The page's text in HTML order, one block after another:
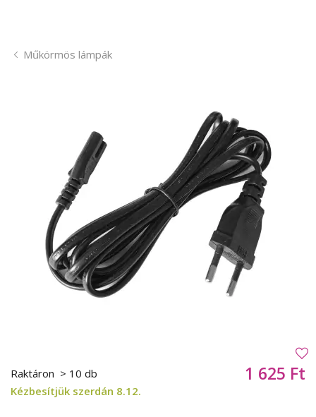
Műkörmös lámpák
Raktáron > 10 db
Kézbesítjük szerdán 8.12.
1 625 Ft